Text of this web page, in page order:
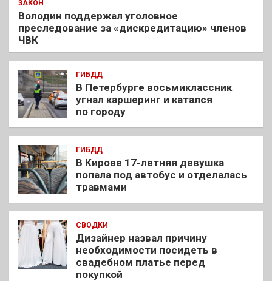
ЗАКОН
Володин поддержал уголовное
преследование за «дискредитацию» членов
ЧВК
ГИБДД
В Петербурге восьмиклассник
угнал каршеринг и катался
по городу
ГИБДД
В Кирове 17-летняя девушка
попала под автобус и отделалась
травмами
СВОДКИ
Дизайнер назвал причину
необходимости посидеть в
свадебном платье перед
покупкой